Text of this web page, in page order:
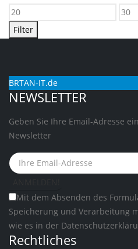
Min.
Preis
Max.
Filter
BRTAN-IT.de
NEWSLETTER
Geben Sie Ihre Email-Adresse
Newsletter
Mit dem Absenden des
Speicherung und Verarbeitung
wie es in der
Rechtliches